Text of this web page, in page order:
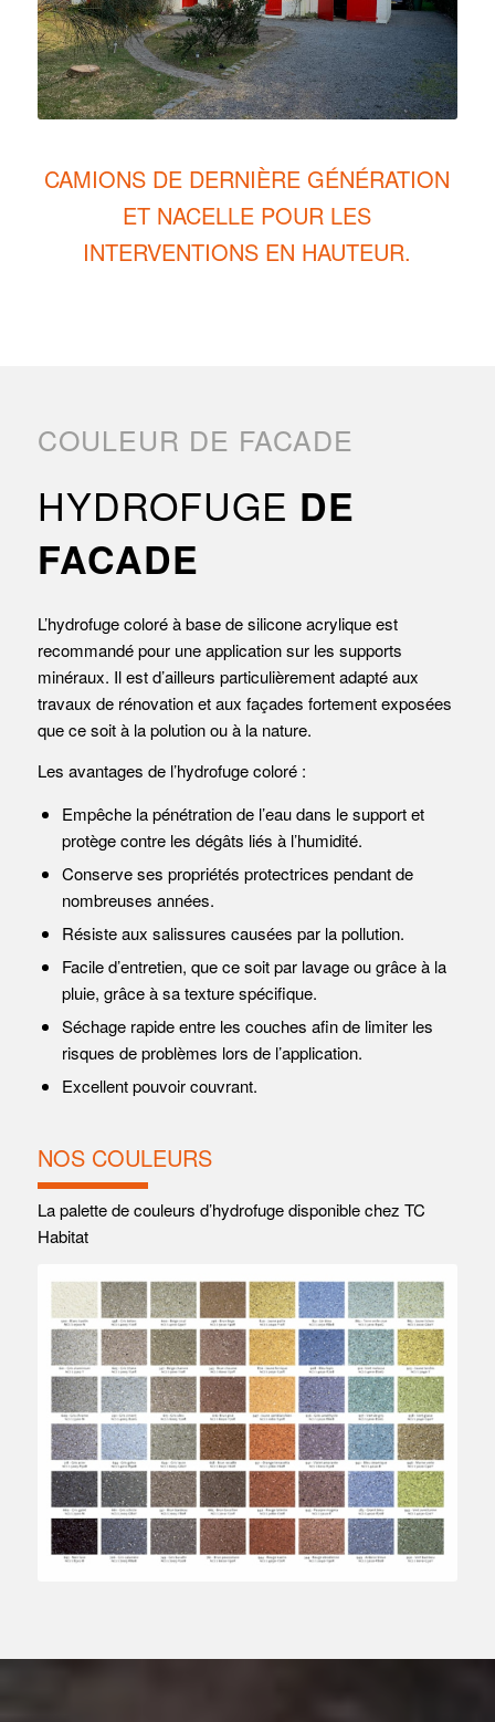
CAMIONS DE DERNIÈRE GÉNÉRATION
ET NACELLE POUR LES
INTERVENTIONS EN HAUTEUR.
COULEUR DE FACADE
HYDROFUGE DE
FACADE
L’hydrofuge coloré à base de silicone acrylique est
recommandé pour une application sur les supports
minéraux. Il est d’ailleurs particulièrement adapté aux
travaux de rénovation et aux façades fortement exposées
que ce soit à la polution ou à la nature.
Les avantages de l’hydrofuge coloré :
Empêche la pénétration de l’eau dans le support et
protège contre les dégâts liés à l’humidité.
Conserve ses propriétés protectrices pendant de
nombreuses années.
Résiste aux salissures causées par la pollution.
Facile d’entretien, que ce soit par lavage ou grâce à la
pluie, grâce à sa texture spécifique.
Séchage rapide entre les couches afin de limiter les
risques de problèmes lors de l’application.
Excellent pouvoir couvrant.
NOS COULEURS
La palette de couleurs d’hydrofuge disponible chez TC
Habitat